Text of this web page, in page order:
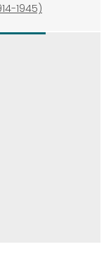
1945)